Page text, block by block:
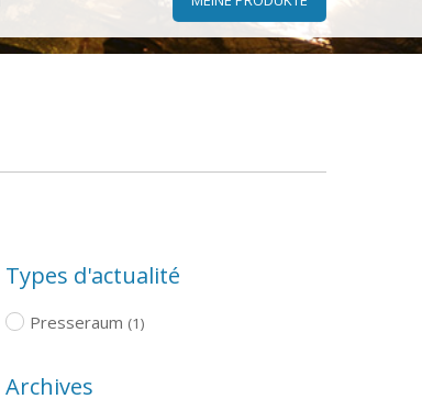
Types d'actualité
Presseraum (1)
Archives